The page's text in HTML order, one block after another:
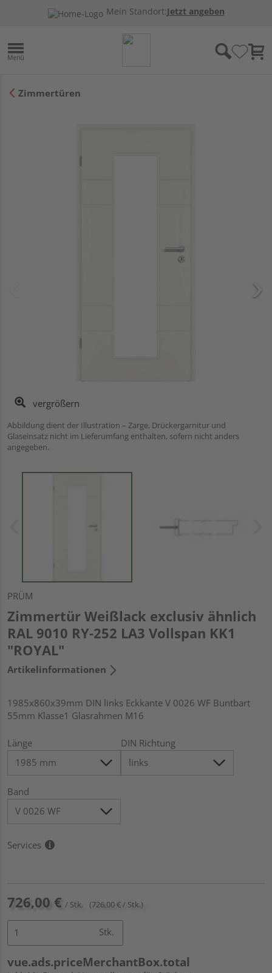
Mein Standort:Jetzt angeben
Zimmertüren
vergrößern
Abbildung dient der Illustration – Zarge, Drückergarnitur und
Glaseinsatz nicht im Lieferumfang enthalten, sofern nicht anders
angegeben.
PRÜM
Zimmertür Weißlack exclusiv ähnlich
RAL 9010 RY-252 LA3 Vollspan KK1
"ROYAL"
Artikelinformationen
1985x860x39mm DIN links Eckkante V 0026 WF Buntbart
55mm Klasse1 Glasrahmen M16
Länge DIN Richtung
Band
Services
726,00 € / Stk. (726,00 € / Stk.)
Stk.
vue.ads.priceMerchantBox.total